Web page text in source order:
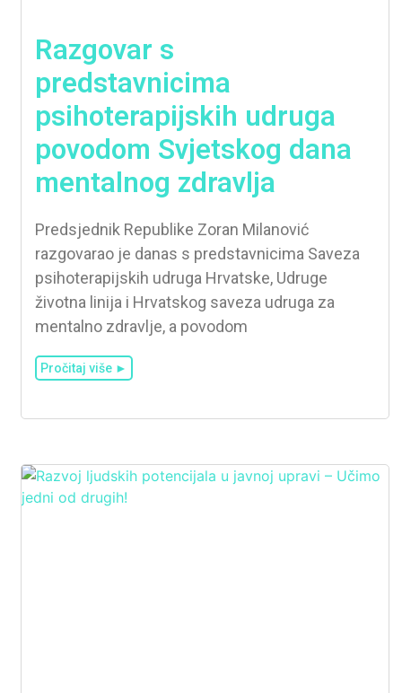
Razgovar s
predstavnicima
psihoterapijskih udruga
povodom Svjetskog dana
mentalnog zdravlja
Predsjednik Republike Zoran Milanović
razgovarao je danas s predstavnicima Saveza
psihoterapijskih udruga Hrvatske, Udruge
životna linija i Hrvatskog saveza udruga za
mentalno zdravlje, a povodom
Pročitaj više ►